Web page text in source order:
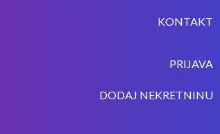
KONTAKT
PRIJAVA
DODAJ NEKRETNINU